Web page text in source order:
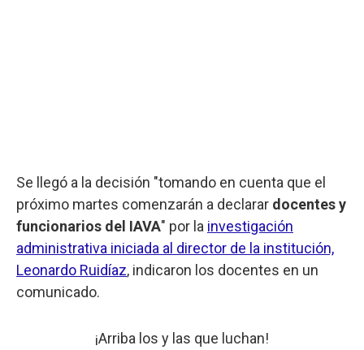
Se llegó a la decisión "tomando en cuenta que el
próximo martes comenzarán a declarar docentes y
funcionarios del IAVA" por la investigación
administrativa iniciada al director de la institución,
Leonardo Ruidíaz, indicaron los docentes en un
comunicado.
¡Arriba los y las que luchan!